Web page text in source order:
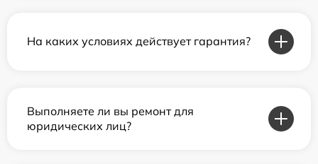
На каких условиях действует гарантия?
Выполняете ли вы ремонт для
юридических лиц?